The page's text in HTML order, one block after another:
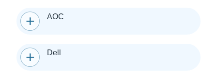
AOC
Dell